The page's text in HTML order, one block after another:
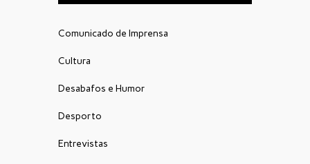
Comunicado de Imprensa
Cultura
Desabafos e Humor
Desporto
Entrevistas